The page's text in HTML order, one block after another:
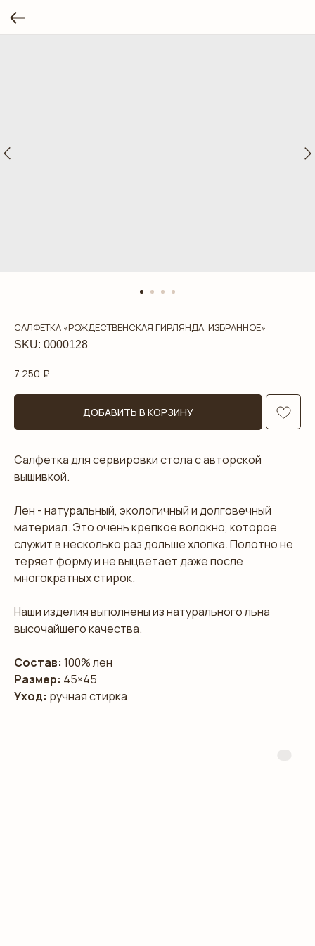
САЛФЕТКА «РОЖДЕСТВЕНСКАЯ ГИРЛЯНДА. ИЗБРАННОЕ»
SKU: 0000128
7 250 ₽
ДОБАВИТЬ В КОРЗИНУ
Салфетка для сервировки стола с авторской
вышивкой.
Лен - натуральный, экологичный и долговечный
материал. Это очень крепкое волокно, которое
служит в несколько раз дольше хлопка. Полотно не
теряет форму и не выцветает даже после
многократных стирок.
Наши изделия выполнены из натурального льна
высочайшего качества.
Состав: 100% лен
Размер: 45×45
Уход: ручная стирка